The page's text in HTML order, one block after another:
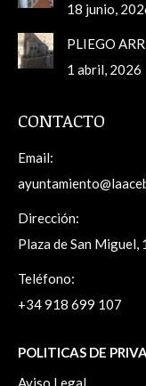
18 junio,
PLIEGO
1 abril, 2026
CONTACTO
Email:
Dirección:
Plaza de San
Teléfono:
+34 918 699 107
POLITICAS DE